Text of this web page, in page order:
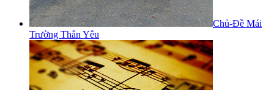
Chủ-Đề Mái
Trường Thân Yêu